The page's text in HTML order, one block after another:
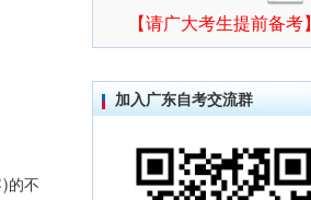
的不
【请广大考生提前备考】
加入广东自考交流群